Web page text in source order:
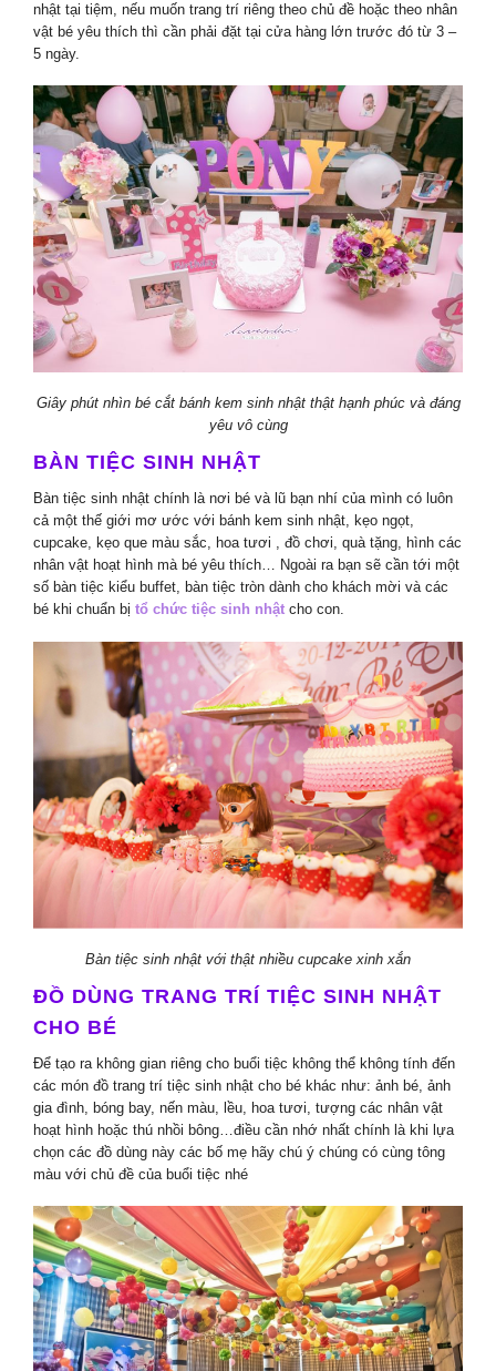
nhật tại tiệm, nếu muốn trang trí riêng theo chủ đề hoặc theo nhân
vật bé yêu thích thì cần phải đặt tại cửa hàng lớn trước đó từ 3 –
5 ngày.
Giây phút nhìn bé cắt bánh kem sinh nhật thật hạnh phúc và đáng
yêu vô cùng
BÀN TIỆC SINH NHẬT
Bàn tiệc sinh nhật chính là nơi bé và lũ bạn nhí của mình có luôn
cả một thế giới mơ ước với bánh kem sinh nhật, kẹo ngọt,
cupcake, kẹo que màu sắc, hoa tươi , đồ chơi, quà tặng, hình các
nhân vật hoạt hình mà bé yêu thích… Ngoài ra bạn sẽ cần tới một
số bàn tiệc kiểu buffet, bàn tiệc tròn dành cho khách mời và các
bé khi chuẩn bị tổ chức tiệc sinh nhật cho con.
Bàn tiệc sinh nhật với thật nhiều cupcake xinh xắn
ĐỒ DÙNG TRANG TRÍ TIỆC SINH NHẬT
CHO BÉ
Để tạo ra không gian riêng cho buổi tiệc không thể không tính đến
các món đồ trang trí tiệc sinh nhật cho bé khác như: ảnh bé, ảnh
gia đình, bóng bay, nến màu, lều, hoa tươi, tượng các nhân vật
hoạt hình hoặc thú nhồi bông…điều cần nhớ nhất chính là khi lựa
chọn các đồ dùng này các bố mẹ hãy chú ý chúng có cùng tông
màu với chủ đề của buổi tiệc nhé